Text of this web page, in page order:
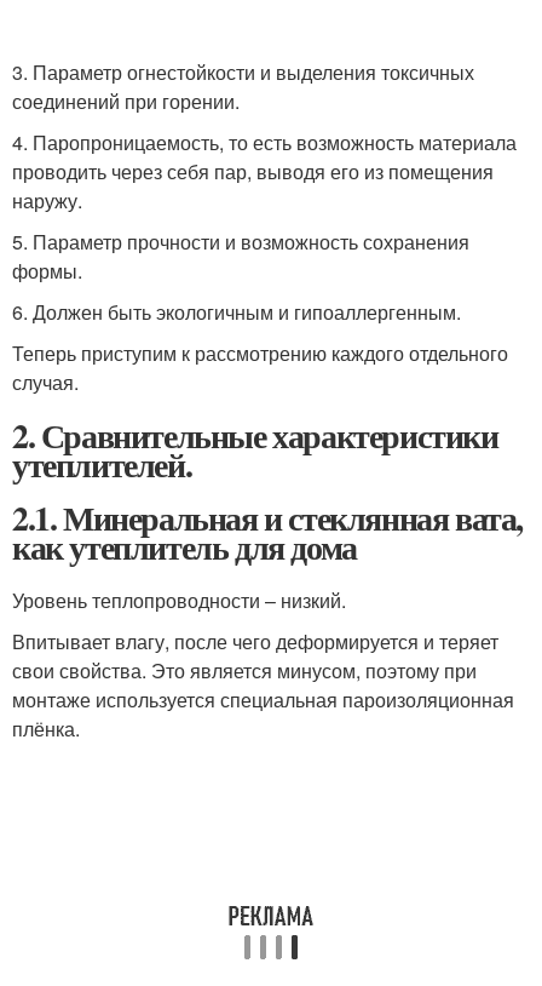
3. Параметр огнестойкости и выделения токсичных
соединений при горении.
4. Паропроницаемость, то есть возможность материала
проводить через себя пар, выводя его из помещения
наружу.
5. Параметр прочности и возможность сохранения
формы.
6. Должен быть экологичным и гипоаллергенным.
Теперь приступим к рассмотрению каждого отдельного
случая.
2. Сравнительные характеристики
утеплителей.
2.1. Минеральная и стеклянная вата,
как утеплитель для дома
Уровень теплопроводности – низкий.
Впитывает влагу, после чего деформируется и теряет
свои свойства. Это является минусом, поэтому при
монтаже используется специальная пароизоляционная
плёнка.